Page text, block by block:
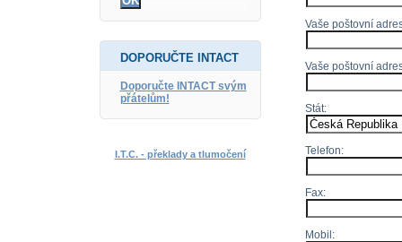
DOPORUČTE INTACT
Doporučte INTACT svým
přátelům!
I.T.C. - překlady a tlumočení
Vaše poštovní
Vaše poštovní
Stát:
Telefon:
Fax:
Mobil: